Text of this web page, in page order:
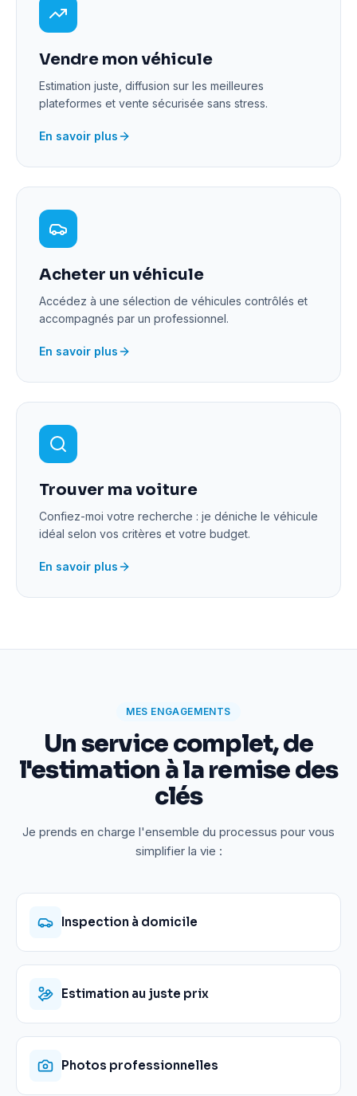
Vendre mon véhicule
Estimation juste, diffusion sur les meilleures
plateformes et vente sécurisée sans stress.
En savoir plus
Acheter un véhicule
Accédez à une sélection de véhicules contrôlés et
accompagnés par un professionnel.
En savoir plus
Trouver ma voiture
Confiez-moi votre recherche : je déniche le véhicule
idéal selon vos critères et votre budget.
En savoir plus
MES ENGAGEMENTS
Un service complet, de
l'estimation à la remise des
clés
Je prends en charge l'ensemble du processus pour vous
simplifier la vie :
Inspection à domicile
Estimation au juste prix
Photos professionnelles